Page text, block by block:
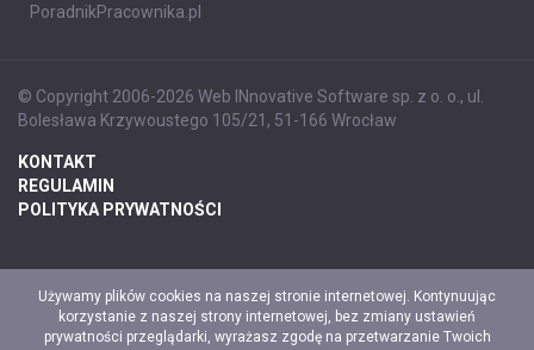
PoradnikPracownika.pl
© Copyright 2006-2026 Web INnovative Software sp. z o. o., ul.
Bolesława Krzywoustego 105/21, 51-166 Wrocław
KONTAKT
REGULAMIN
POLITYKA PRYWATNOŚCI
Używamy plików cookies na naszej stronie internetowej. Kontynuując
korzystanie z naszej strony internetowej, bez zmiany ustawień
prywatności przeglądarki, wyrażasz zgodę na przetwarzanie Twoich